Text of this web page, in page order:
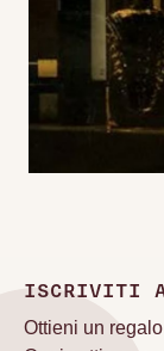
ISCRIVITI
Ottieni un